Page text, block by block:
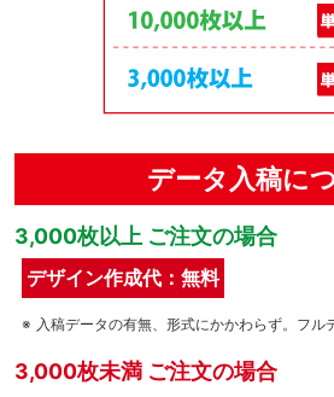
データ入稿に
3,000枚以上 ご注文の場合
デザイン作成代：無料
入稿データの有無、形式にかかわらず。フル
3,000枚未満 ご注文の場合